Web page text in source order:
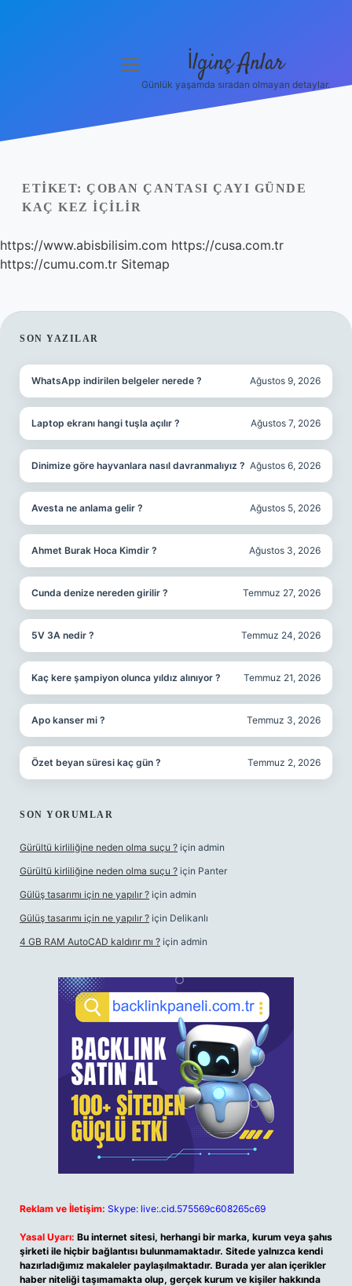
Yasal Uyarı
menüyü
İlginç Anlar
Günlük yaşamda sıradan olmayan detaylar.
ETIKET: ÇOBAN ÇANTASI ÇAYI GÜNDE
KAÇ KEZ IÇILIR
https://www.abisbilisim.com https://cusa.com.tr
https://cumu.com.tr Sitemap
SIDEBAR
SON YAZILAR
WhatsApp indirilen belgeler nerede ? Ağustos 9, 2026
Laptop ekranı hangi tuşla açılır ? Ağustos 7, 2026
Dinimize göre hayvanlara nasıl davranmalıyız ? Ağustos 6, 2026
Avesta ne anlama gelir ? Ağustos 5, 2026
Ahmet Burak Hoca Kimdir ? Ağustos 3, 2026
Cunda denize nereden girilir ? Temmuz 27, 2026
5V 3A nedir ? Temmuz 24, 2026
Kaç kere şampiyon olunca yıldız alınıyor ? Temmuz 21, 2026
Apo kanser mi ? Temmuz 3, 2026
Özet beyan süresi kaç gün ? Temmuz 2, 2026
SON YORUMLAR
Gürültü kirliliğine neden olma suçu ? için admin
Gürültü kirliliğine neden olma suçu ? için Panter
Gülüş tasarımı için ne yapılır ? için admin
Gülüş tasarımı için ne yapılır ? için Delikanlı
4 GB RAM AutoCAD kaldırır mı ? için admin
Reklam ve İletişim: Skype: live:.cid.575569c608265c69
Yasal Uyarı: Bu internet sitesi, herhangi bir marka, kurum veya şahıs
şirketi ile hiçbir bağlantısı bulunmamaktadır. Sitede yalnızca kendi
hazırladığımız makaleler paylaşılmaktadır. Burada yer alan içerikler
haber niteliği taşımamakta olup, gerçek kurum ve kişiler hakkında